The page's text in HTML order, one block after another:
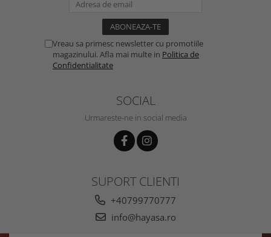
Vreau sa primesc newsletter cu promotiile
magazinului. Afla mai multe in Politica de
Confidentialitate
SOCIAL
Urmareste-ne in social media
SUPORT CLIENTI
+40799770777
info@hayasa.ro